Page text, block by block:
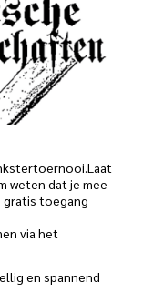
weten dat je mee
toegang
via het
en spannend